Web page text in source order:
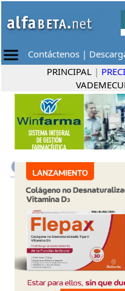
Contáctenos |
PRINCIPAL |